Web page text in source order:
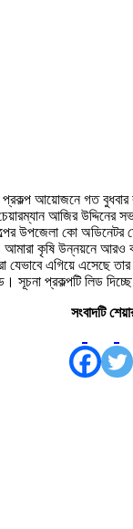
প্রকল্প আয়োজনে গত
আজির
উপজেলা কো অডিনেটর
আমারা কৃষি উন্নয়নে
এগিয়ে এসেছে
প্রকল্পটি লিড
সংবাদটি